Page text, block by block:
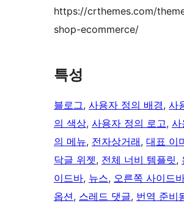
https://crthemes.com/
shop-ecommerce/
특성
블로그, 사용자 정의 배경, 사
의 색상, 사용자 정의 로고, 사
의 메뉴, 전자상거래, 대표 이
닥글 위젯, 전체 너비 템플릿,
이드바, 뉴스, 오른쪽 사이드
옵션, 스레드 댓글, 번역 준비